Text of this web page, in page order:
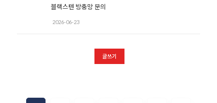
블랙스텐 방충망 문의
2026-06-23
글쓰기